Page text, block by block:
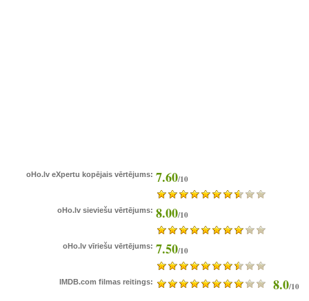
oHo.lv eXpertu kopējais vērtējums: 7.60/10
oHo.lv sieviešu vērtējums: 8.00/10
oHo.lv vīriešu vērtējums: 7.50/10
IMDB.com filmas reitings: 8.0/10